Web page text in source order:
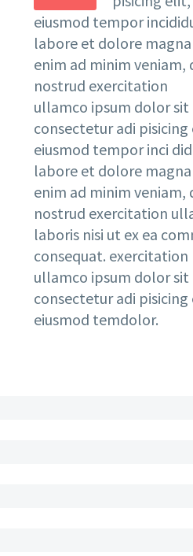
eiusmod tempor
labore et dolore
enim ad minim veniam,
nostrud exercitation
ullamco ipsum dolor
consectetur adi
eiusmod tempor inci
labore et dolore
enim ad minim veniam,
nostrud exercitation
laboris nisi ut ex ea
consequat. exercitation
ullamco ipsum dolor
consectetur adi
eiusmod temdolor.